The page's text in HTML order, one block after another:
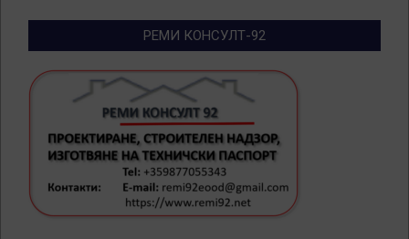
РЕМИ КОНСУЛТ-92